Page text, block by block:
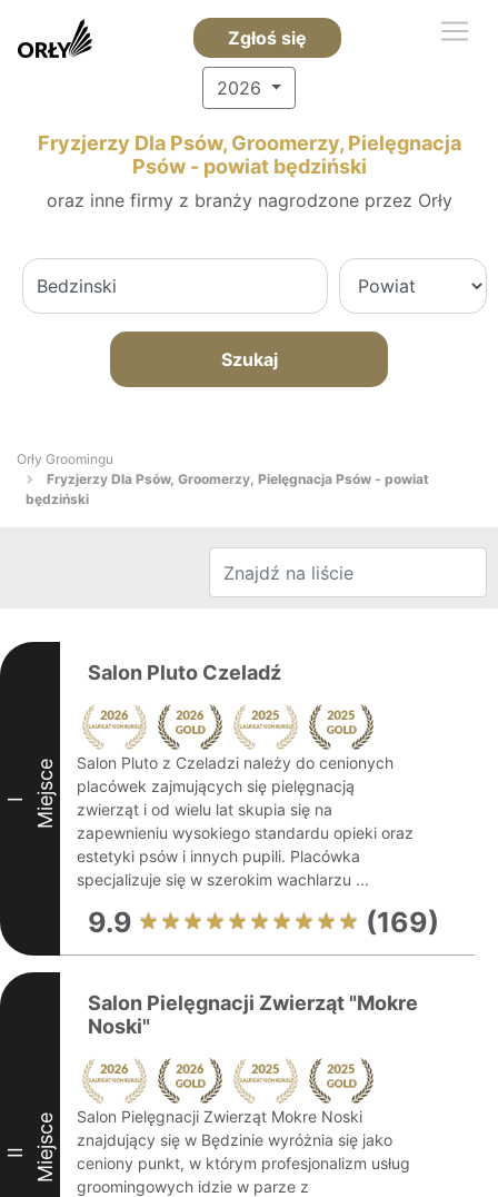
Zgłoś się
2026
Fryzjerzy Dla Psów, Groomerzy, Pielęgnacja
Psów - powiat będziński
oraz inne firmy z branży nagrodzone przez Orły
Szukaj
Orły Groomingu
Fryzjerzy Dla Psów, Groomerzy, Pielęgnacja Psów - powiat
będziński
I Miejsce
Salon Pluto Czeladź
Salon Pluto z Czeladzi należy do cenionych
placówek zajmujących się pielęgnacją
zwierząt i od wielu lat skupia się na
zapewnieniu wysokiego standardu opieki oraz
estetyki psów i innych pupili. Placówka
specjalizuje się w szerokim wachlarzu ...
9.9 (169)
II Miejsce
Salon Pielęgnacji Zwierząt "Mokre
Noski"
Salon Pielęgnacji Zwierząt Mokre Noski
znajdujący się w Będzinie wyróżnia się jako
ceniony punkt, w którym profesjonalizm usług
groomingowych idzie w parze z